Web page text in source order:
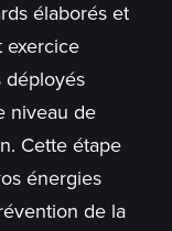
élaborés et
exercice
déployés
niveau de
Cette étape
énergies
de la